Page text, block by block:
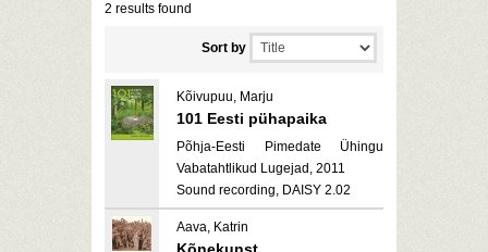
2 results found
Sort by
Kõivupuu, Marju
101 Eesti pühapaika
Põhja-Eesti Pimedate Ühingu
Vabatahtlikud Lugejad, 2011
Sound recording, DAISY 2.02
Aava, Katrin